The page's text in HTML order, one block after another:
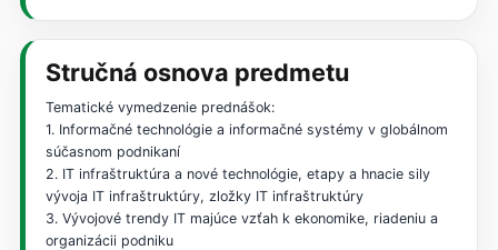
Stručná osnova predmetu
Tematické vymedzenie prednášok:
1. Informačné technológie a informačné systémy v globálnom
súčasnom podnikaní
2. IT infraštruktúra a nové technológie, etapy a hnacie sily
vývoja IT infraštruktúry, zložky IT infraštruktúry
3. Vývojové trendy IT majúce vzťah k ekonomike, riadeniu a
organizácii podniku